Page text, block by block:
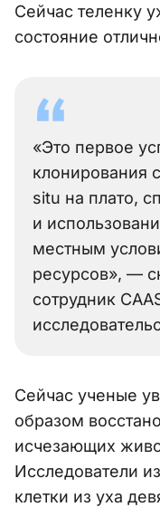
Сейчас теленку
состояние
«Это первое
клонирования
situ на плато,
и
местным
ресурсов», —
сотрудник
Сейчас ученые
образом
исчезающих
Исследователи
клетки из уха